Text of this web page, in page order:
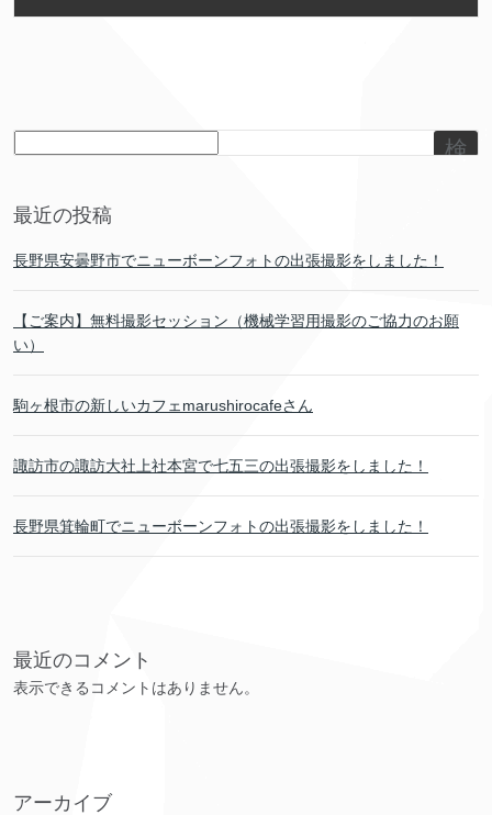
検
最近の投稿
長野県安曇野市でニューボーンフォトの出張撮影をしました！
【ご案内】無料撮影セッション（機械学習用撮影のご協力のお願
い）
駒ヶ根市の新しいカフェmarushirocafeさん
諏訪市の諏訪大社上社本宮で七五三の出張撮影をしました！
長野県箕輪町でニューボーンフォトの出張撮影をしました！
最近のコメント
表示できるコメントはありません。
アーカイブ